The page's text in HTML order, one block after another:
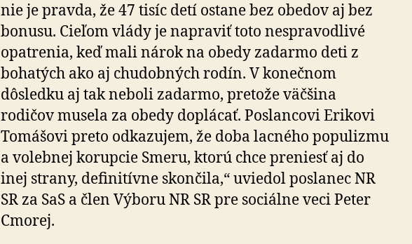
nie je pravda, že 47 tisíc detí ostane bez obedov aj bez
bonusu. Cieľom vlády je napraviť toto nespravodlivé
opatrenia, keď mali nárok na obedy zadarmo deti z
bohatých ako aj chudobných rodín. V konečnom
dôsledku aj tak neboli zadarmo, pretože väčšina
rodičov musela za obedy doplácať. Poslancovi Erikovi
Tomášovi preto odkazujem, že doba lacného populizmu
a volebnej korupcie Smeru, ktorú chce preniesť aj do
inej strany, definitívne skončila,“ uviedol poslanec NR
SR za SaS a člen Výboru NR SR pre sociálne veci Peter
Cmorej.